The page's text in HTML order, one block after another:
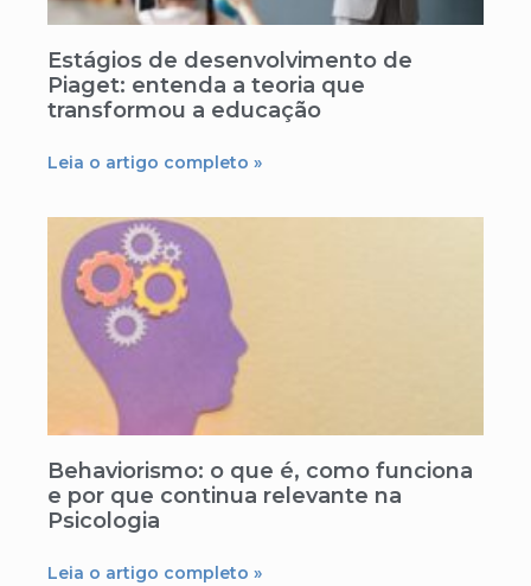
Estágios de desenvolvimento de
Piaget: entenda a teoria que
transformou a educação
Leia o artigo completo »
Behaviorismo: o que é, como funciona
e por que continua relevante na
Psicologia
Leia o artigo completo »